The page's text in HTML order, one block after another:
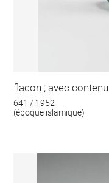
flacon ; avec contenu
641 / 1952
(époque islamique)